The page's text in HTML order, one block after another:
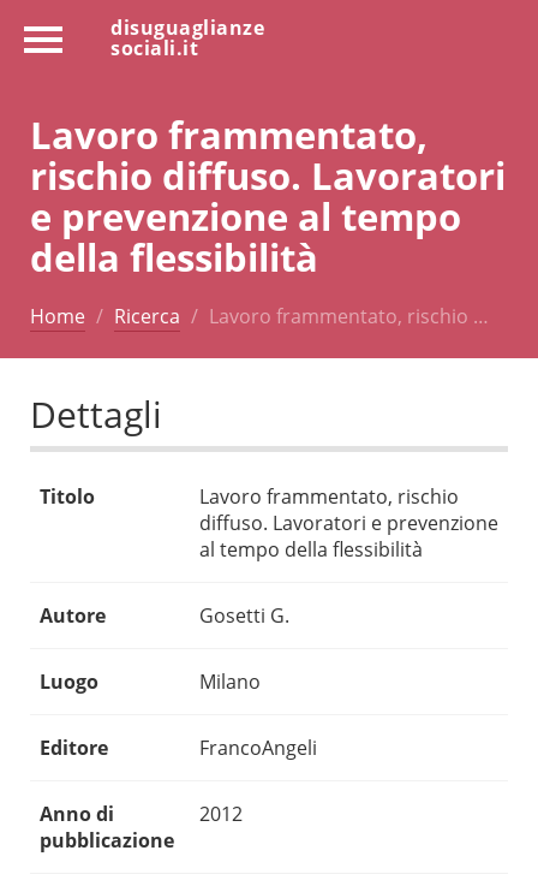
disuguaglianze
sociali.it
Lavoro frammentato,
rischio diffuso. Lavoratori
e prevenzione al tempo
della flessibilità
Home Ricerca Lavoro frammentato, rischio …
Dettagli
Titolo
Lavoro frammentato, rischio
diffuso. Lavoratori e prevenzione
al tempo della flessibilità
Autore Gosetti G.
Luogo Milano
Editore FrancoAngeli
Anno di
pubblicazione
2012